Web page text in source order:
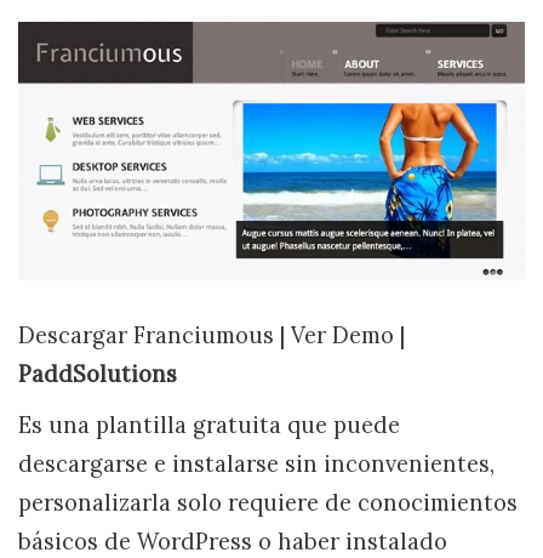
Descargar Franciumous | Ver Demo |
PaddSolutions
Es una plantilla gratuita que puede
descargarse e instalarse sin inconvenientes,
personalizarla solo requiere de conocimientos
básicos de WordPress o haber instalado